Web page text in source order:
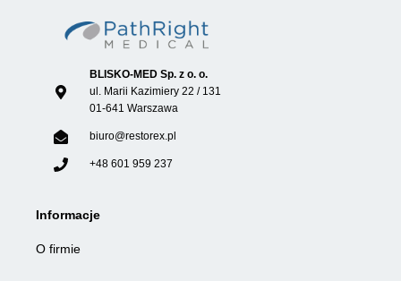
BLISKO-MED Sp. z o. o.
ul. Marii Kazimiery 22 / 131
01-641 Warszawa
biuro@restorex.pl
+48 601 959 237
Informacje
O firmie